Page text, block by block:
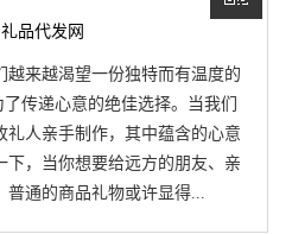
礼品代发网
越来越渴望一份独特而有温度的
传递心意的绝佳选择。当我们
礼人亲手制作，其中蕴含的心意
下，当你想要给远方的朋友、亲
普通的商品礼物或许显得...